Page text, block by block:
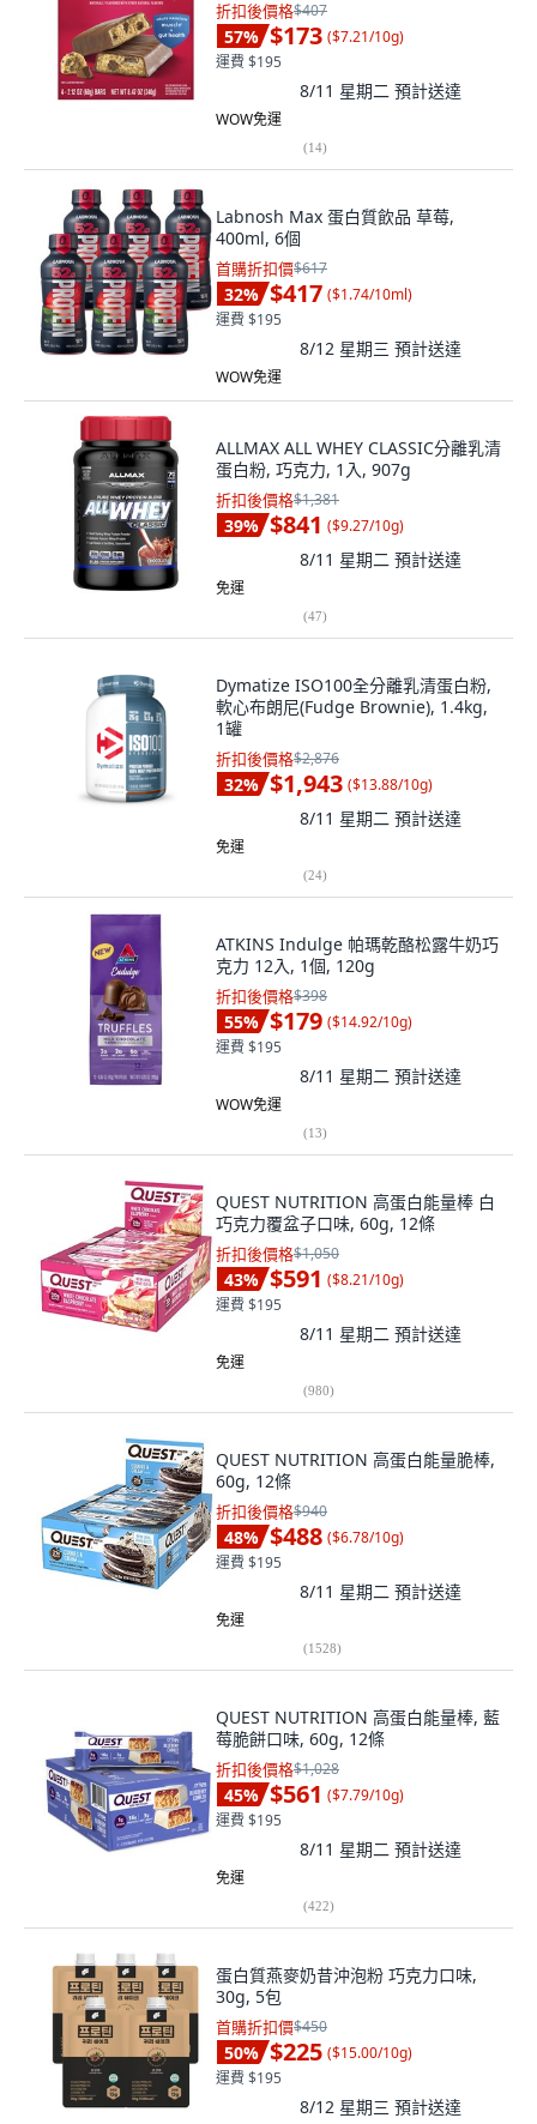
折扣後價格$407
57% $173 ($7.21/10g)
運費 $195
8/11 星期二 預計送達
WOW免運
(14)
Labnosh Max 蛋白質飲品 草莓,
400ml, 6個
首購折扣價$617
32% $417 ($1.74/10ml)
運費 $195
8/12 星期三 預計送達
WOW免運
ALLMAX ALL WHEY CLASSIC分離乳清
蛋白粉, 巧克力, 1入, 907g
折扣後價格$1,381
39% $841 ($9.27/10g)
8/11 星期二 預計送達
免運
(47)
Dymatize ISO100全分離乳清蛋白粉,
軟心布朗尼(Fudge Brownie), 1.4kg,
1罐
折扣後價格$2,876
32% $1,943 ($13.88/10g)
8/11 星期二 預計送達
免運
(24)
ATKINS Indulge 帕瑪乾酪松露牛奶巧
克力 12入, 1個, 120g
折扣後價格$398
55% $179 ($14.92/10g)
運費 $195
8/11 星期二 預計送達
WOW免運
(13)
QUEST NUTRITION 高蛋白能量棒 白
巧克力覆盆子口味, 60g, 12條
折扣後價格$1,050
43% $591 ($8.21/10g)
運費 $195
8/11 星期二 預計送達
免運
(980)
QUEST NUTRITION 高蛋白能量脆棒,
60g, 12條
折扣後價格$940
48% $488 ($6.78/10g)
運費 $195
8/11 星期二 預計送達
免運
(1528)
QUEST NUTRITION 高蛋白能量棒, 藍
莓脆餅口味, 60g, 12條
折扣後價格$1,028
45% $561 ($7.79/10g)
運費 $195
8/11 星期二 預計送達
免運
(422)
蛋白質燕麥奶昔沖泡粉 巧克力口味,
30g, 5包
首購折扣價$450
50% $225 ($15.00/10g)
運費 $195
8/12 星期三 預計送達